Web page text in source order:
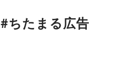
#ちたまる広告